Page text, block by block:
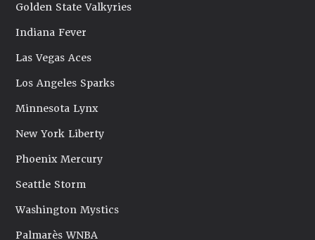
Golden State Valkyries
Indiana Fever
Las Vegas Aces
Los Angeles Sparks
Minnesota Lynx
New York Liberty
Phoenix Mercury
Seattle Storm
Washington Mystics
Palmarès WNBA